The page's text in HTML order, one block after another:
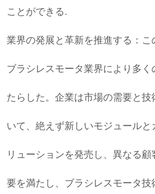
ことができる.
業界の発展と革新を推進する：こ
ブラシレスモータ業界により多く
たらした。企業は市場の需要と
いて、絶えず新しいモジュールと
リューションを発売し、異なる
要を満たし、ブラシレスモータ技